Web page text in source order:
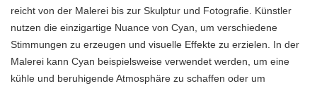
reicht von der Malerei bis zur Skulptur und Fotografie. Künstler
nutzen die einzigartige Nuance von Cyan, um verschiedene
Stimmungen zu erzeugen und visuelle Effekte zu erzielen. In der
Malerei kann Cyan beispielsweise verwendet werden, um eine
kühle und beruhigende Atmosphäre zu schaffen oder um